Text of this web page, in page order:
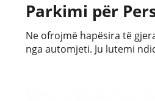
Parkimi për
Ne ofrojmë hapësira të
nga automjeti. Ju lutemi